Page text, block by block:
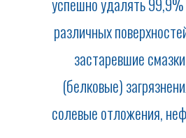
различных
застаревшие
(белковые)
солевые отложения,